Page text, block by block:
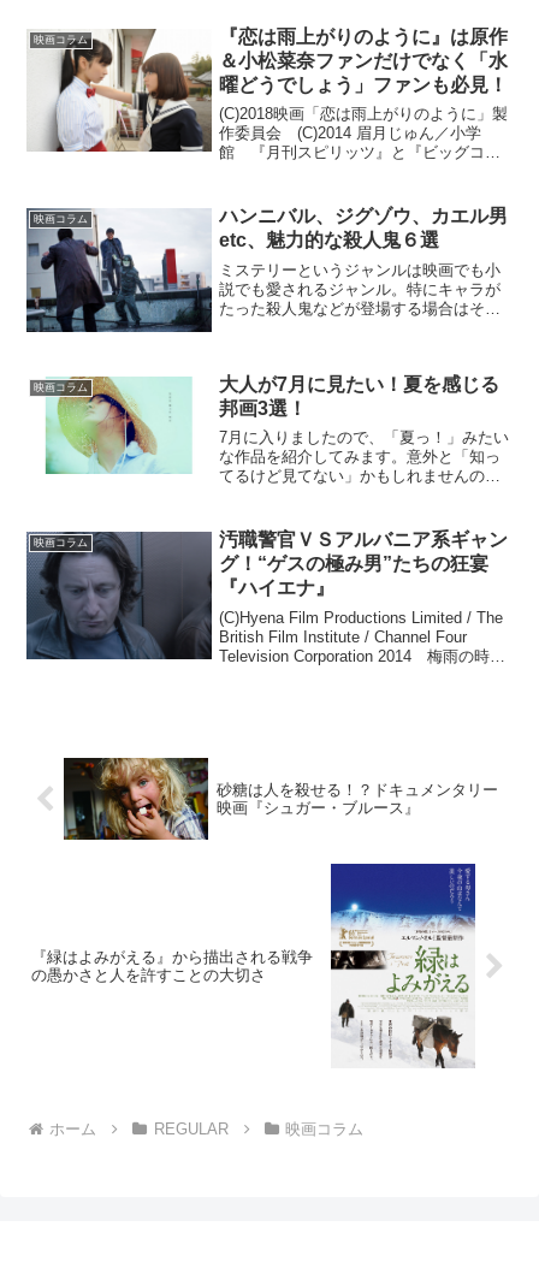
うキャッチコピーが示すように、赤井秀
一、世良真純、羽...
映画コラム
『恋は雨上がりのように』は原作
＆小松菜奈ファンだけでなく「水
曜どうでしょう」ファンも必見！
(C)2018映画「恋は雨上がりのように」製
作委員会 (C)2014 眉月じゅん／小学
館 『月刊スピリッツ』と『ビッグコミ
魅力的なキャストで映画化した話題作
『恋は雨上が...
映画コラム
ハンニバル、ジグゾウ、カエル男
etc、魅力的な殺人鬼６選
ミステリーというジャンルは映画でも小
説でも愛されるジャンル。特にキャラが
たった殺人鬼などが登場する場合はその
男が繰り広げる罰ゲーム『...
映画コラム
大人が7月に見たい！夏を感じる
邦画3選！
7月に入りましたので、「夏っ！」みたい
な作品を紹介してみます。意外と「知っ
てるけど見てない」かもしれませんので
を舞台に、旬の食材をいかした食事と自
給自足の生活を通じて...
映画コラム
汚職警官ＶＳアルバニア系ギャン
グ！“ゲスの極み男”たちの狂宴
『ハイエナ』
(C)Hyena Film Productions Limited / The
British Film Institute / Channel Four
Television Corporation 2014 梅雨の時期
砂糖は人を殺せる！？ドキュメンタリー
映画『シュガー・ブルース』
『緑はよみがえる』から描出される戦争
の愚かさと人を許すことの大切さ
ホーム REGULAR 映画コラム